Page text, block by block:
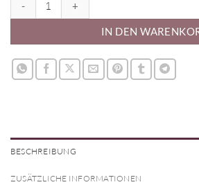
IN DEN
BESCHREIBUNG
ZUSÄTZLICHE INFORMATIONEN